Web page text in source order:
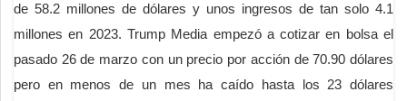
de 58.2 millones de dólares y unos ingresos de tan solo 4.1
millones en 2023. Trump Media empezó a cotizar en bolsa el
pasado 26 de marzo con un precio por acción de 70.90 dólares
pero en menos de un mes ha caído hasta los 23 dólares